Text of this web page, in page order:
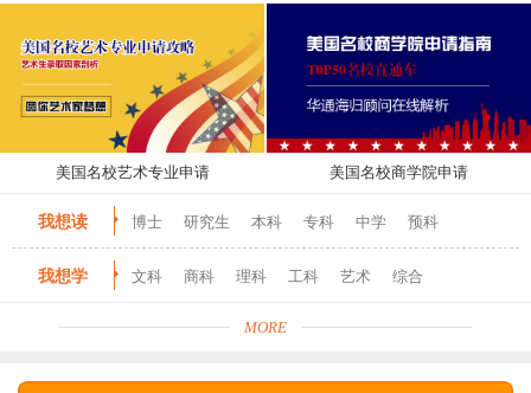
美国名校艺术专业申请 美国名校商学院申请
我想读 博士 研究生 本科 专科 中学 预科
我想学 文科 商科 理科 工科 艺术 综合
MORE